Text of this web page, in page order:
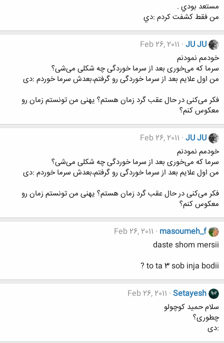
مستعد بودي .
من فقط كشفت كردم :دي
JU JU
Feb 26, 2011
خودمم نمودنم
سرما که می‌خوری بعد از سرما خوردگی چه شکلی می‌شی؟
من اول علایم بعد از سرما خوردگی رو گرفتم،‌بعدش سرما خوردم :دی
فکر می‌کنی در حال عقب گرد زمان هستم؟ یهنی من تونستم زمان رو
معکوس کنم؟
JU JU
Feb 26, 2011
خودمم نمودنم
سرما که می‌خوری بعد از سرما خوردگی چه شکلی می‌شی؟
من اول علایم بعد از سرما خوردگی رو گرفتم،‌بعدش سرما خوردم :دی
فکر می‌کنی در حال عقب گرد زمان هستم؟ یهنی من تونستم زمان رو
معکوس کنم؟
masoumeh_f
Feb 26, 2011
daste shom mersii
to ta 3 sob inja bodii ?
Setayesh
Feb 26, 2011
سلام حمید کوچولو
چطوری؟
:دی